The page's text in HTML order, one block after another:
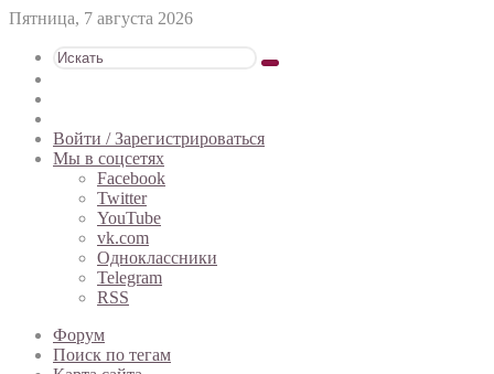
Пятница, 7 августа 2026
Искать
статья
Войти / Зарегистрироваться
Мы в соцсетях
Facebook
Twitter
YouTube
vk.com
Одноклассники
Telegram
RSS
Форум
Поиск по тегам